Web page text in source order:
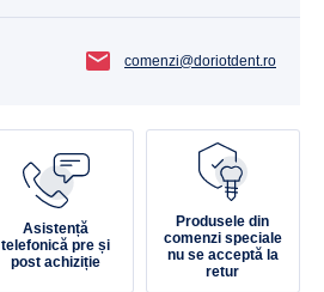
comenzi@doriotdent.ro
Asistență
telefonică pre și
post achiziție
Produsele din
comenzi speciale
nu se acceptă la
retur